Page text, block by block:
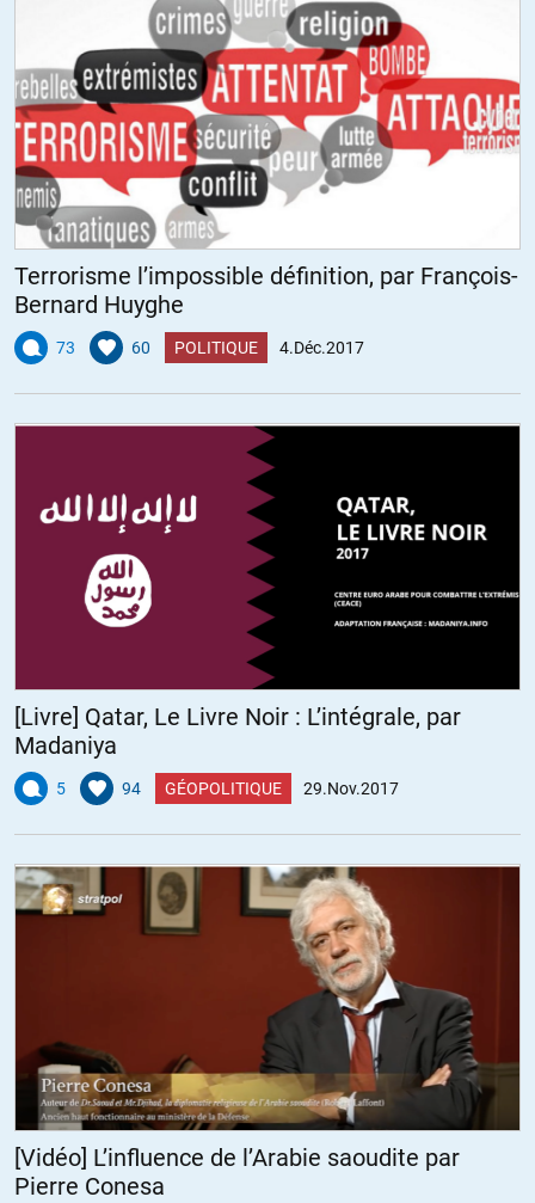
Terrorisme l’impossible définition, par François-
Bernard Huyghe
73 60 POLITIQUE 4.Déc.2017
[Livre] Qatar, Le Livre Noir : L’intégrale, par
Madaniya
5 94 GÉOPOLITIQUE 29.Nov.2017
[Vidéo] L’influence de l’Arabie saoudite par
Pierre Conesa